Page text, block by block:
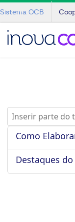
Sistema OCB
Inserir parte do
Como
Destaques